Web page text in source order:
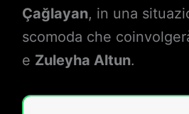
Çağlayan, in una
scomoda che
e Zuleyha Altun.